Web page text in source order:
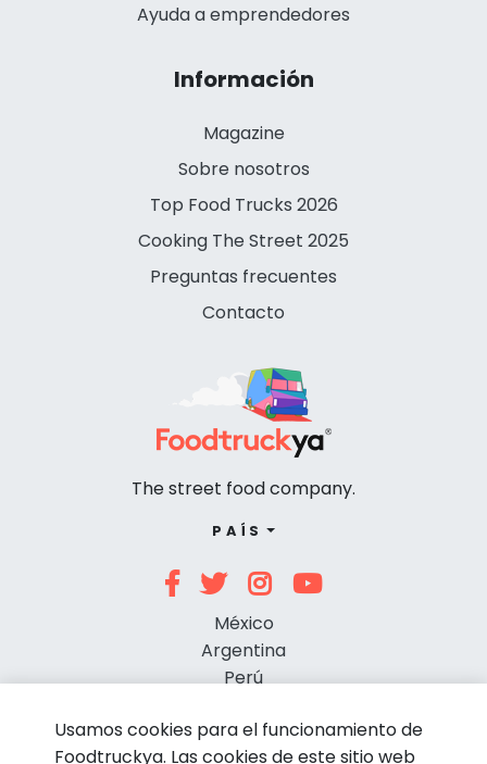
Ayuda a emprendedores
Información
Magazine
Sobre nosotros
Top Food Trucks 2026
Cooking The Street 2025
Preguntas frecuentes
Contacto
The street food company.
PAÍS
México
Argentina
Perú
Usamos cookies para el funcionamiento de
Foodtruckya. Las cookies de este sitio web